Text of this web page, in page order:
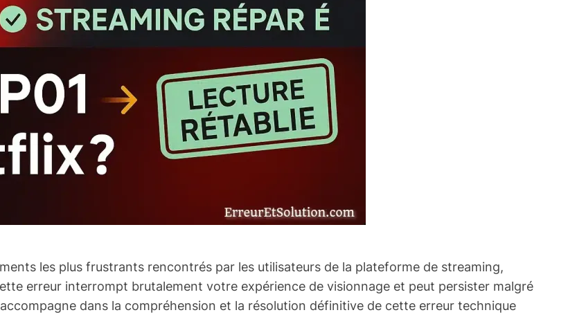
les plus frustrants rencontrés par les utilisateurs de la plateforme de streaming,
erreur interrompt brutalement votre expérience de visionnage et peut persister malgré
dans la compréhension et la résolution définitive de cette erreur technique